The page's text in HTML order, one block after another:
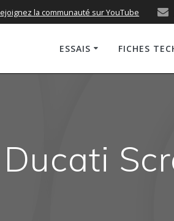
la communauté sur YouTube
ESSAIS FICHES
Ducati